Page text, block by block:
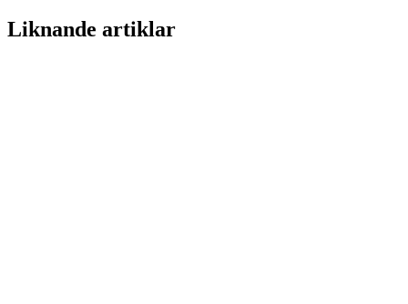
Liknande artiklar